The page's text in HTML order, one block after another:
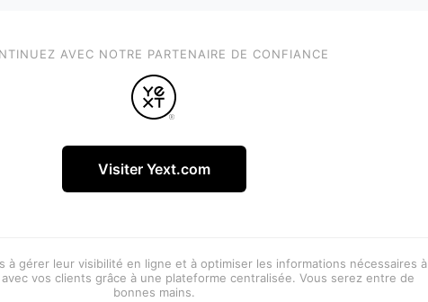
AVEC NOTRE PARTENAIRE DE CONFIANCE
Visiter Yext.com
à gérer leur visibilité en ligne et à optimiser les informations nécessaires à
vos clients grâce à une plateforme centralisée. Vous serez entre de
bonnes mains.